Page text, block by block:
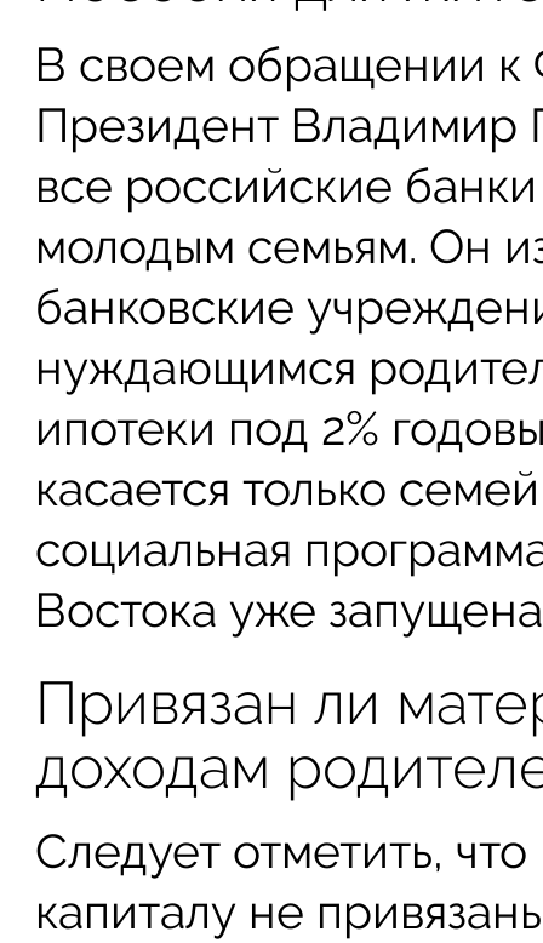
В своем обращении
Президент Владимир
все российские
молодым семьям. Он
банковские
нуждающимся
ипотеки под 2%
касается только
социальная
Востока уже
Привязан ли
доходам
Следует отметить,
капиталу не